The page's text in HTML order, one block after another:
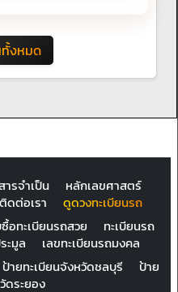
ทั้งหมด
ารจำเป็น
หลักเลขศาสตร์
ติดต่อเรา
ดูดวงทะเบียนรถ
อทะเบียนรถสวย
ทะเบียนรถ
ะมูล
เลขทะเบียนรถมงคล
ป้ายทะเบียนจังหวัดชลบุรี
ป้าย
ดระยอง